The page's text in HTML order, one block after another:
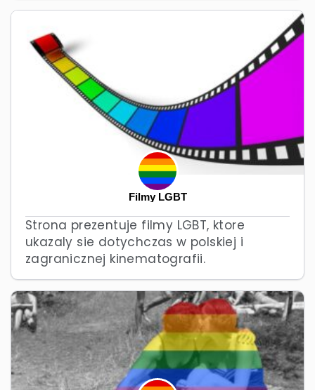
Filmy LGBT
Strona prezentuje filmy LGBT, ktore
ukazaly sie dotychczas w polskiej i
zagranicznej kinematografii.